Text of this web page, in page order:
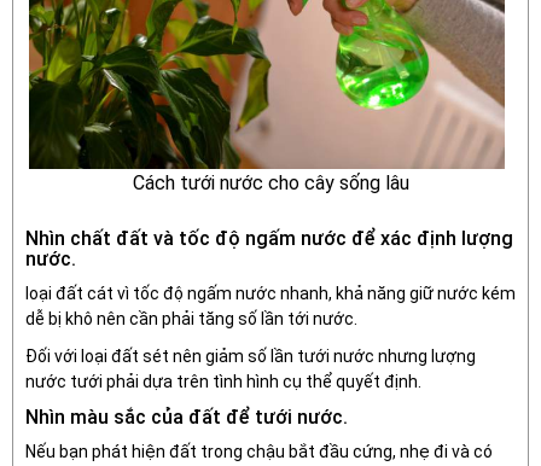
Cách tưới nước cho cây sống lâu
Nhìn chất đất và tốc độ ngấm nước để xác định lượng
nước.
loại đất cát vì tốc độ ngấm nước nhanh, khả năng giữ nước kém
dễ bị khô nên cần phải tăng số lần tới nước.
Đối với loại đất sét nên giảm số lần tưới nước nhưng lượng
nước tưới phải dựa trên tình hình cụ thể quyết định.
Nhìn màu sắc của đất để tưới nước.
Nếu bạn phát hiện đất trong chậu bắt đầu cứng, nhẹ đi và có